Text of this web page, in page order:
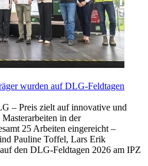
wurden auf DLG-Feldtagen
– Preis zielt auf innovative und
in der
25 Arbeiten eingereicht –
Pauline Toffel, Lars Erik
den DLG-Feldtagen 2026 am IPZ